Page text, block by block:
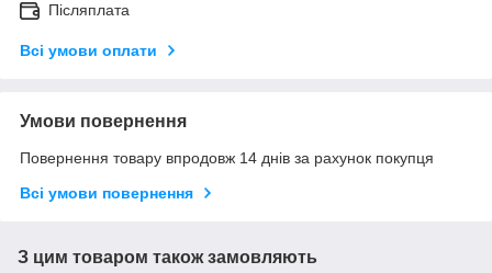
Післяплата
Всі умови оплати
Умови повернення
Повернення товару впродовж 14 днів за рахунок покупця
Всі умови повернення
З цим товаром також замовляють